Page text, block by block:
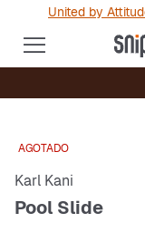
United by
AGOTADO
Karl Kani
Pool Slide